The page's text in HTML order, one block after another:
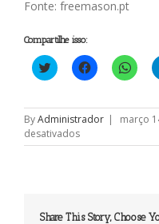
Fonte: freemason.pt
Compartilhe isso:
Clique
para
Twitter(abre
em
nova
janela)
Clique
para
em
nova
para
em
nova
ByAdministrador | março
desativadosem
Saudação
Share This Story, Choose